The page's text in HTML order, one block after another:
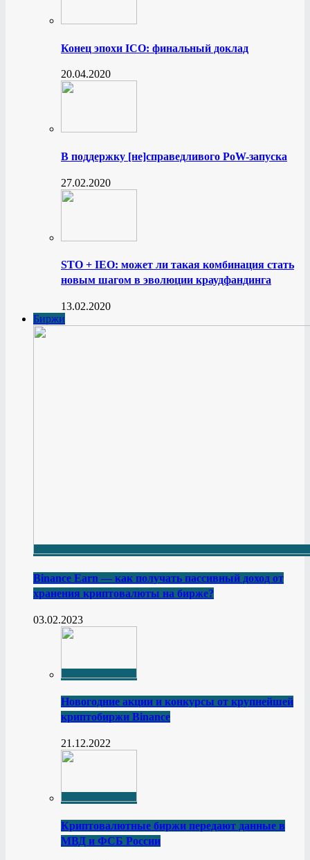
Конец эпохи ICO: финальный доклад
20.04.2020
В поддержку [не]справедливого PoW-запуска
27.02.2020
STO + IEO: может ли такая комбинация стать
новым шагом в эволюции краудфандинга
13.02.2020
Биржи
Binance Earn — как получать пассивный доход от
хранения криптовалюты на бирже?
03.02.2023
Новогодние акции и конкурсы от крупнейшей
криптобиржи Binance
21.12.2022
Криптовалютные биржи передают данные в
МВД и ФСБ России